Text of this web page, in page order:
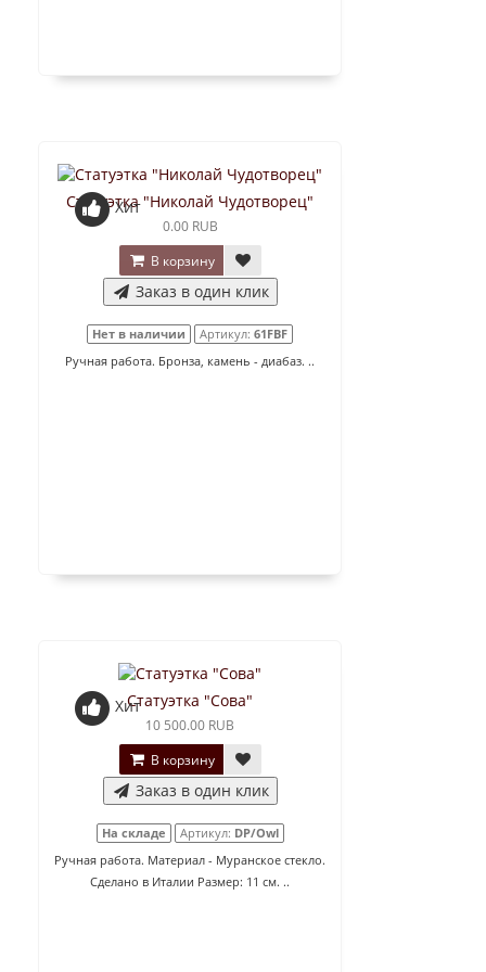
Хит
Статуэтка "Николай Чудотворец"
0.00 RUB
В корзину
Заказ в один клик
Нет в наличии Артикул: 61FBF
Ручная работа. Бронза, камень - диабаз. ..
ХитСтатуэтка "Сова"
10 500.00 RUB
В корзину
Заказ в один клик
На складе Артикул: DP/Owl
Ручная работа. Материал - Муранское стекло.
Сделано в Италии Размер: 11 см. ..